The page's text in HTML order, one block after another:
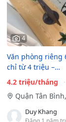
4
Văn phòng riêng
chỉ từ 4 triệu –…
4.2 triệu/tháng
Quận Tân
Duy Khang